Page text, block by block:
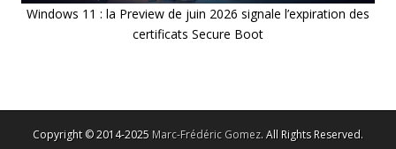
Windows 11 : la Preview de juin 2026 signale l’expiration des
certificats Secure Boot
Copyright © 2014-2025 Marc-Frédéric Gomez. All Rights Reserved.